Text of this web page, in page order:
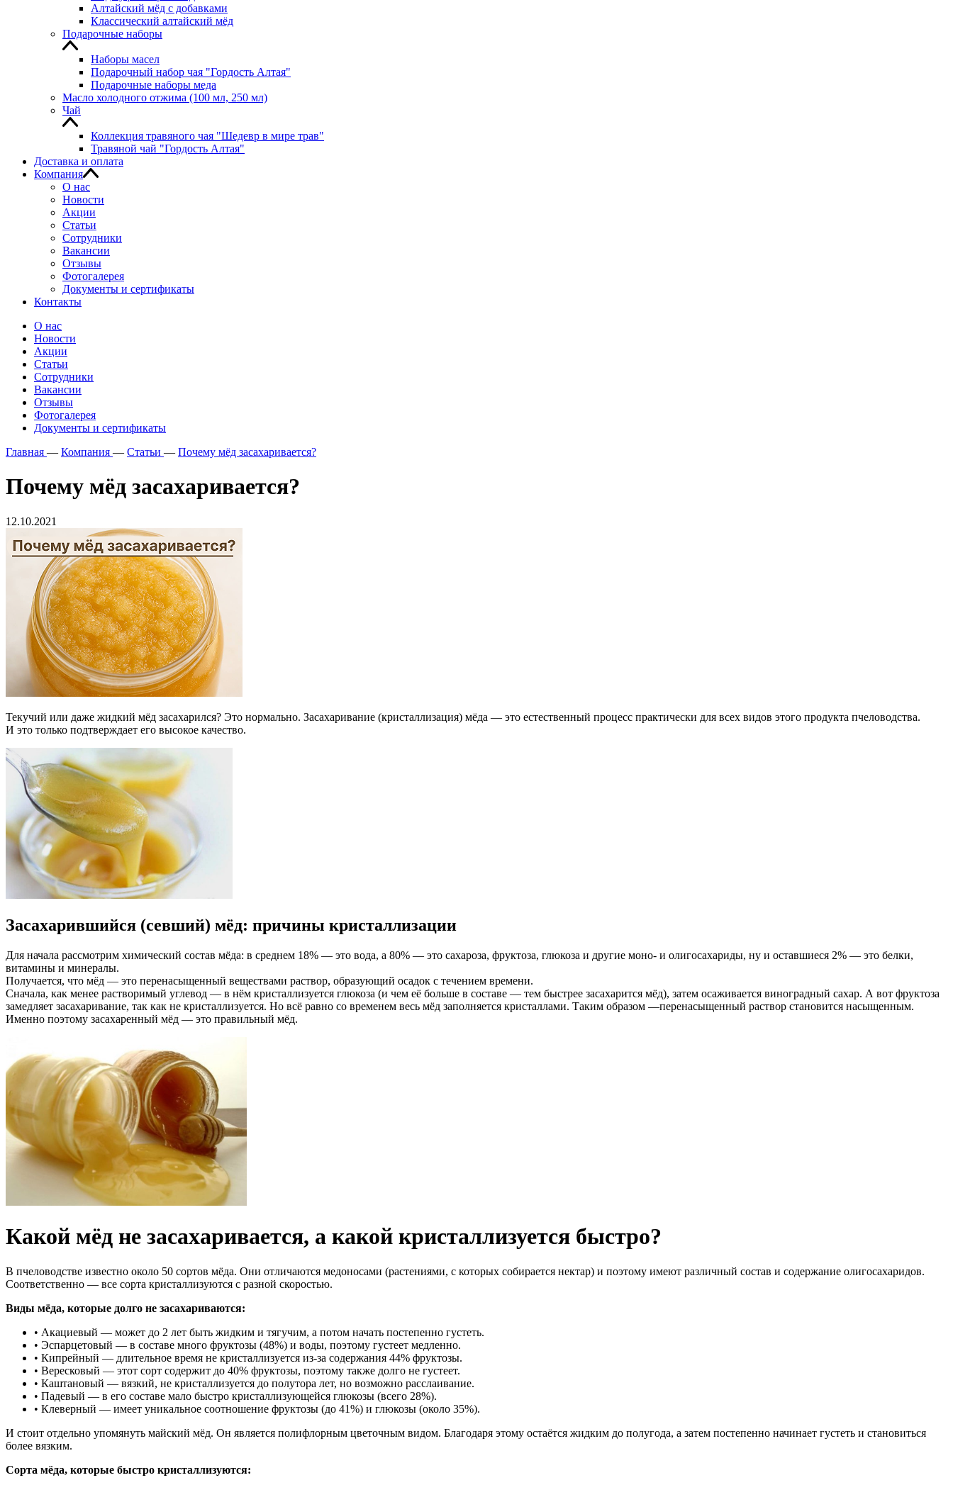
Алтайский мёд с добавками
Классический алтайский мёд
Подарочные наборы
Наборы масел
Подарочный набор чая "Гордость Алтая"
Подарочные наборы меда
Масло холодного отжима (100 мл, 250 мл)
Чай
Коллекция травяного чая "Шедевр в мире трав"
Травяной чай "Гордость Алтая"
Доставка и оплата
Компания
О нас
Новости
Акции
Статьи
Сотрудники
Вакансии
Отзывы
Фотогалерея
Документы и сертификаты
Контакты
О нас
Новости
Акции
Статьи
Сотрудники
Вакансии
Отзывы
Фотогалерея
Документы и сертификаты
Главная — Компания — Статьи — Почему мёд засахаривается?
Почему мёд засахаривается?
12.10.2021
Текучий или даже жидкий мёд засахарился? Это нормально. Засахаривание (кристаллизация) мёда — это естественный процесс практически для всех видов этого продукта пчеловодства.
И это только подтверждает его высокое качество.
Засахарившийся (севший) мёд: причины кристаллизации
Для начала рассмотрим химический состав мёда: в среднем 18% — это вода, а 80% — это сахароза, фруктоза, глюкоза и другие моно- и олигосахариды, ну и оставшиеся 2% — это белки,
витамины и минералы.
Получается, что мёд — это перенасыщенный веществами раствор, образующий осадок с течением времени.
Сначала, как менее растворимый углевод — в нём кристаллизуется глюкоза (и чем её больше в составе — тем быстрее засахарится мёд), затем осаживается виноградный сахар. А вот фруктоза
замедляет засахаривание, так как не кристаллизуется. Но всё равно со временем весь мёд заполняется кристаллами. Таким образом —перенасыщенный раствор становится насыщенным.
Именно поэтому засахаренный мёд — это правильный мёд.
Какой мёд не засахаривается, а какой кристаллизуется быстро?
В пчеловодстве известно около 50 сортов мёда. Они отличаются медоносами (растениями, с которых собирается нектар) и поэтому имеют различный состав и содержание олигосахаридов.
Соответственно — все сорта кристаллизуются с разной скоростью.
Виды мёда, которые долго не засахариваются:
• Акациевый — может до 2 лет быть жидким и тягучим, а потом начать постепенно густеть.
• Эспарцетовый — в составе много фруктозы (48%) и воды, поэтому густеет медленно.
• Кипрейный — длительное время не кристаллизуется из-за содержания 44% фруктозы.
• Вересковый — этот сорт содержит до 40% фруктозы, поэтому также долго не густеет.
• Каштановый — вязкий, не кристаллизуется до полутора лет, но возможно расслаивание.
• Падевый — в его составе мало быстро кристаллизующейся глюкозы (всего 28%).
• Клеверный — имеет уникальное соотношение фруктозы (до 41%) и глюкозы (около 35%).
И стоит отдельно упомянуть майский мёд. Он является полифлорным цветочным видом. Благодаря этому остаётся жидким до полугода, а затем постепенно начинает густеть и становиться
более вязким.
Сорта мёда, которые быстро кристаллизуются: